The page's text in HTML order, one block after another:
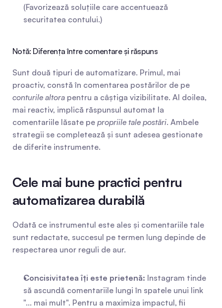
(Favorizează soluțiile care accentuează
securitatea contului.)
Notă: Diferența între comentare și răspuns
Sunt două tipuri de automatizare. Primul, mai
conturile altora pentru a câștiga vizibilitate. Al doilea,
mai reactiv, implică răspunsul automat la
comentariile lăsate pe propriile tale postări. Ambele
strategii se completează și sunt adesea gestionate
de diferite instrumente.
Cele mai bune practici pentru
automatizarea durabilă
Odată ce instrumentul este ales și comentariile tale
sunt redactate, succesul pe termen lung depinde de
respectarea unor reguli de aur.
Concisivitatea îți este prietenă: Instagram tinde
să ascundă comentariile lungi în spatele unui link
"... mai mult". Pentru a maximiza impactul, fii